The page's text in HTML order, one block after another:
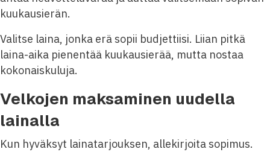
kuukausierän.
Valitse laina, jonka erä sopii budjettiisi. Liian pitkä
laina-aika pienentää kuukausierää, mutta nostaa
kokonaiskuluja.
Velkojen maksaminen uudella
lainalla
Kun hyväksyt lainatarjouksen, allekirjoita sopimus.